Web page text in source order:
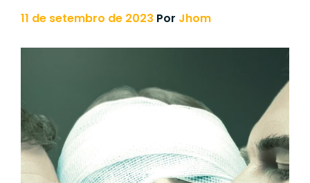
11 de setembro de 2023 Por Jhom